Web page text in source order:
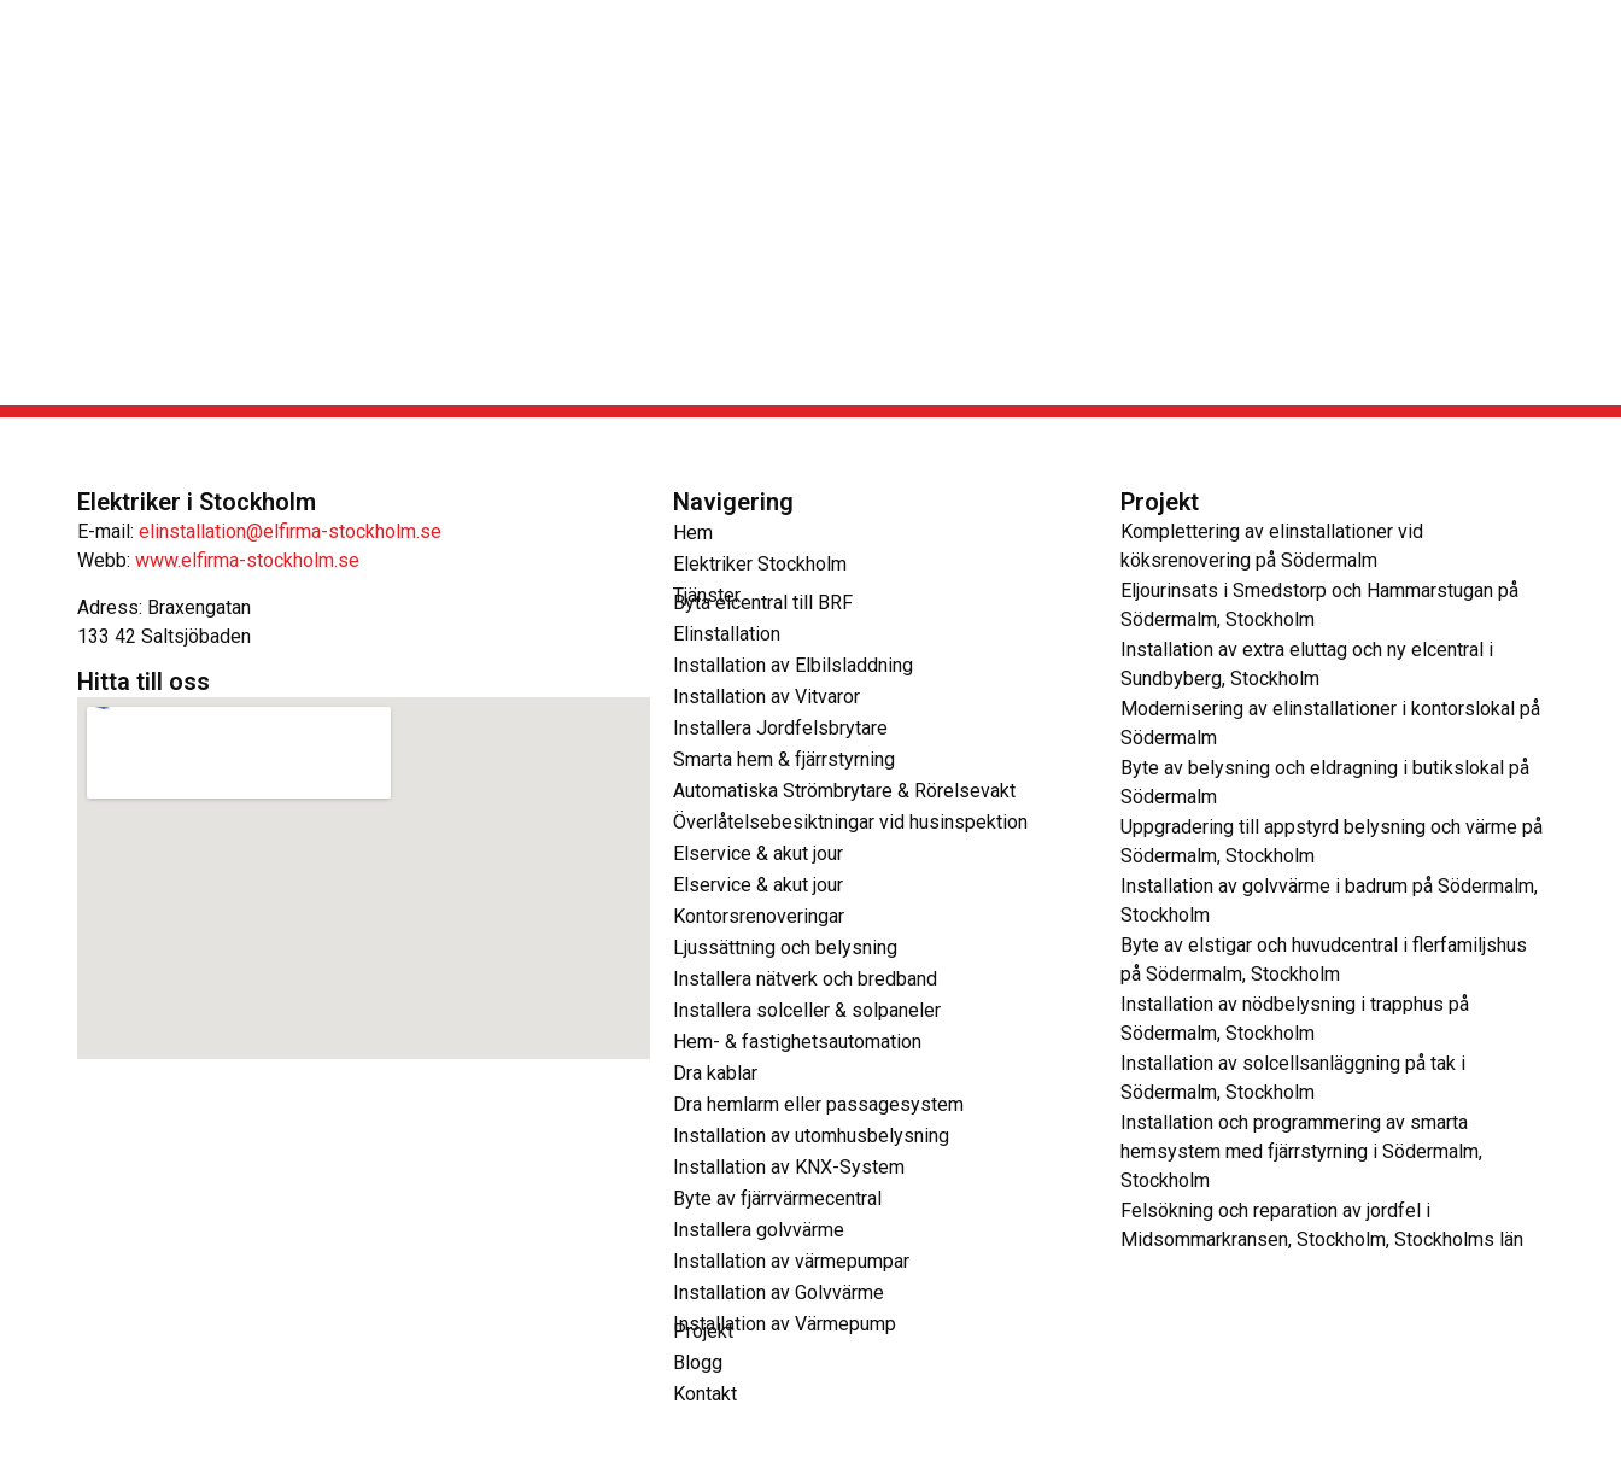
Elektriker i Stockholm
E-mail: elinstallation@elfirma-stockholm.se
Webb: www.elfirma-stockholm.se
Adress: Braxengatan
133 42 Saltsjöbaden
Hitta till oss
Navigering
Hem
Elektriker Stockholm
Tjänster
Byta elcentral till BRF
Elinstallation
Installation av Elbilsladdning
Installation av Vitvaror
Installera Jordfelsbrytare
Smarta hem & fjärrstyrning
Automatiska Strömbrytare & Rörelsevakt
Överlåtelsebesiktningar vid husinspektion
Elservice & akut jour
Elservice & akut jour
Kontorsrenoveringar
Ljussättning och belysning
Installera nätverk och bredband
Installera solceller & solpaneler
Hem- & fastighetsautomation
Dra kablar
Dra hemlarm eller passagesystem
Installation av utomhusbelysning
Installation av KNX-System
Byte av fjärrvärmecentral
Installera golvvärme
Installation av värmepumpar
Installation av Golvvärme
Installation av Värmepump
Projekt
Blogg
Kontakt
Projekt
Komplettering av elinstallationer vid
köksrenovering på Södermalm
Eljourinsats i Smedstorp och Hammarstugan på
Södermalm, Stockholm
Installation av extra eluttag och ny elcentral i
Sundbyberg, Stockholm
Modernisering av elinstallationer i kontorslokal på
Södermalm
Byte av belysning och eldragning i butikslokal på
Södermalm
Uppgradering till appstyrd belysning och värme på
Södermalm, Stockholm
Installation av golvvärme i badrum på Södermalm,
Stockholm
Byte av elstigar och huvudcentral i flerfamiljshus
på Södermalm, Stockholm
Installation av nödbelysning i trapphus på
Södermalm, Stockholm
Installation av solcellsanläggning på tak i
Södermalm, Stockholm
Installation och programmering av smarta
hemsystem med fjärrstyrning i Södermalm,
Stockholm
Felsökning och reparation av jordfel i
Midsommarkransen, Stockholm, Stockholms län